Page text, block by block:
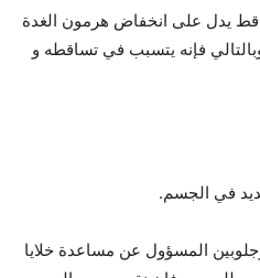
يدل على انخفاض هرمون الغدة
فإنه يتسبب في تساقطه و
في الجسم.
المسؤول عن مساعدة خلايا